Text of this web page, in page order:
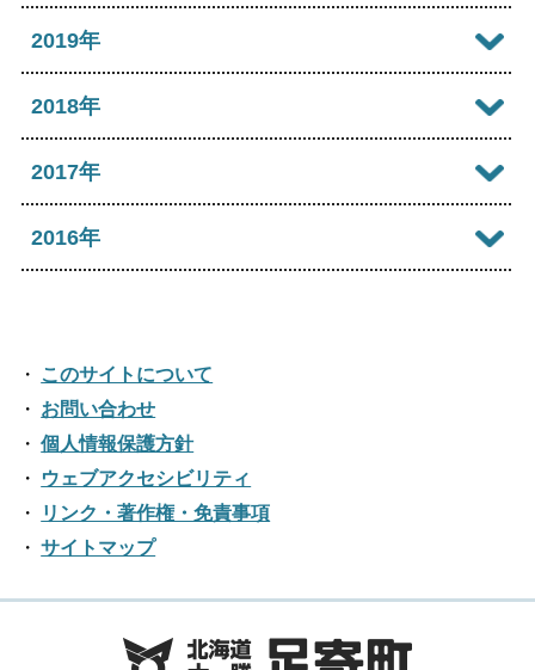
2025年06月
2025年04月
2025年02月
2024年07月
2024年06月
2024年04月
2024年01月
2023年08月
2023年07月
2023年06月
2023年04月
2023年02月
2023年01月
2022年10月
2022年08月
2022年07月
2022年06月
2022年03月
2022年02月
2021年10月
2021年08月
2021年07月
2021年04月
2021年03月
2021年02月
2021年01月
2020年12月
2020年10月
2020年08月
2020年05月
2020年04月
2020年03月
2019年
2019年12月
2019年10月
2019年07月
2019年06月
2019年05月
2019年02月
2018年
2018年12月
2018年10月
2018年08月
2018年07月
2018年06月
2018年05月
2018年04月
2018年03月
2017年
2017年12月
2017年08月
2017年07月
2017年06月
2017年05月
2017年04月
2016年
2016年10月
2016年09月
2016年08月
このサイトについて
お問い合わせ
個人情報保護方針
ウェブアクセシビリティ
リンク・著作権・免責事項
サイトマップ